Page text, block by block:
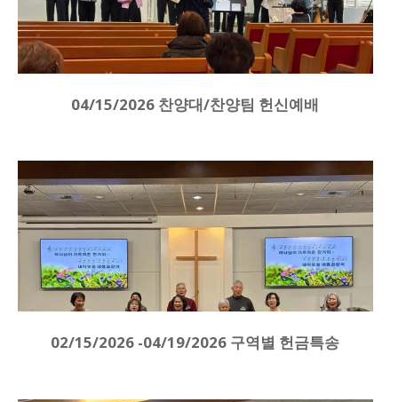
04/15/2026 찬양대/찬양팀 헌신예배
02/15/2026 -04/19/2026 구역별 헌금특송